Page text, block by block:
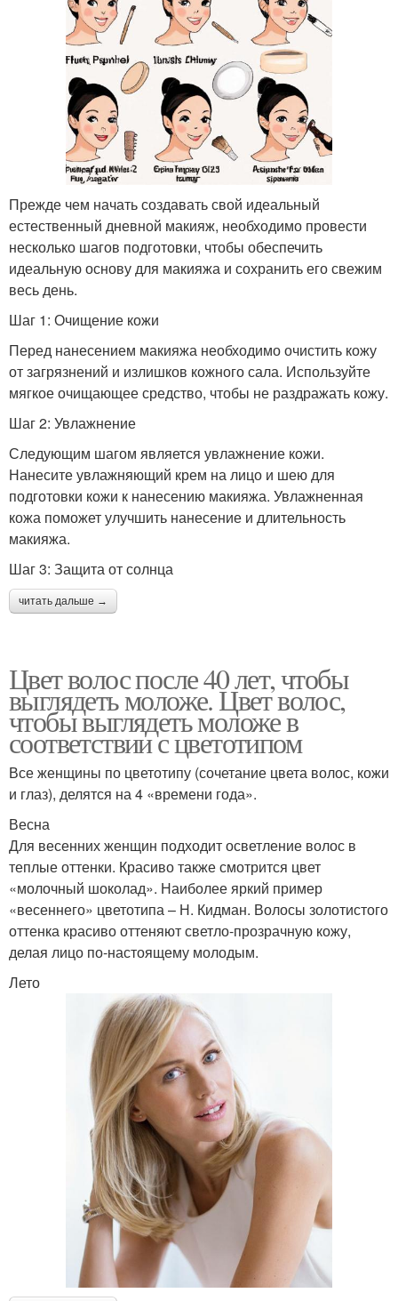
Прежде чем начать создавать свой идеальный
естественный дневной макияж, необходимо провести
несколько шагов подготовки, чтобы обеспечить
идеальную основу для макияжа и сохранить его свежим
весь день.
Шаг 1: Очищение кожи
Перед нанесением макияжа необходимо очистить кожу
от загрязнений и излишков кожного сала. Используйте
мягкое очищающее средство, чтобы не раздражать кожу.
Шаг 2: Увлажнение
Следующим шагом является увлажнение кожи.
Нанесите увлажняющий крем на лицо и шею для
подготовки кожи к нанесению макияжа. Увлажненная
кожа поможет улучшить нанесение и длительность
макияжа.
Шаг 3: Защита от солнца
читать дальше →
Цвет волос после 40 лет, чтобы
выглядеть моложе. Цвет волос,
чтобы выглядеть моложе в
соответствии с цветотипом
Все женщины по цветотипу (сочетание цвета волос, кожи
и глаз), делятся на 4 «времени года».
Весна
Для весенних женщин подходит осветление волос в
теплые оттенки. Красиво также смотрится цвет
«молочный шоколад». Наиболее яркий пример
«весеннего» цветотипа – Н. Кидман. Волосы золотистого
оттенка красиво оттеняют светло-прозрачную кожу,
делая лицо по-настоящему молодым.
Лето